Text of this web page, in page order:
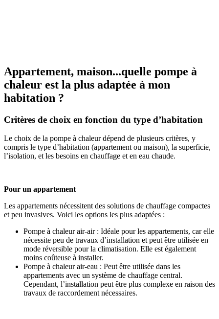
Appartement, maison...quelle pompe à
chaleur est la plus adaptée à mon
habitation ?
Critères de choix en fonction du type d’habitation
Le choix de la pompe à chaleur dépend de plusieurs critères, y
compris le type d’habitation (appartement ou maison), la superficie,
l’isolation, et les besoins en chauffage et en eau chaude.
Pour un appartement
Les appartements nécessitent des solutions de chauffage compactes
et peu invasives. Voici les options les plus adaptées :
Pompe à chaleur air-air : Idéale pour les appartements, car elle
nécessite peu de travaux d’installation et peut être utilisée en
mode réversible pour la climatisation. Elle est également
moins coûteuse à installer.
Pompe à chaleur air-eau : Peut être utilisée dans les
appartements avec un système de chauffage central.
Cependant, l’installation peut être plus complexe en raison des
travaux de raccordement nécessaires.